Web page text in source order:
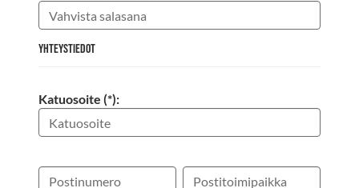
Yhteystiedot
Katuosoite (*):